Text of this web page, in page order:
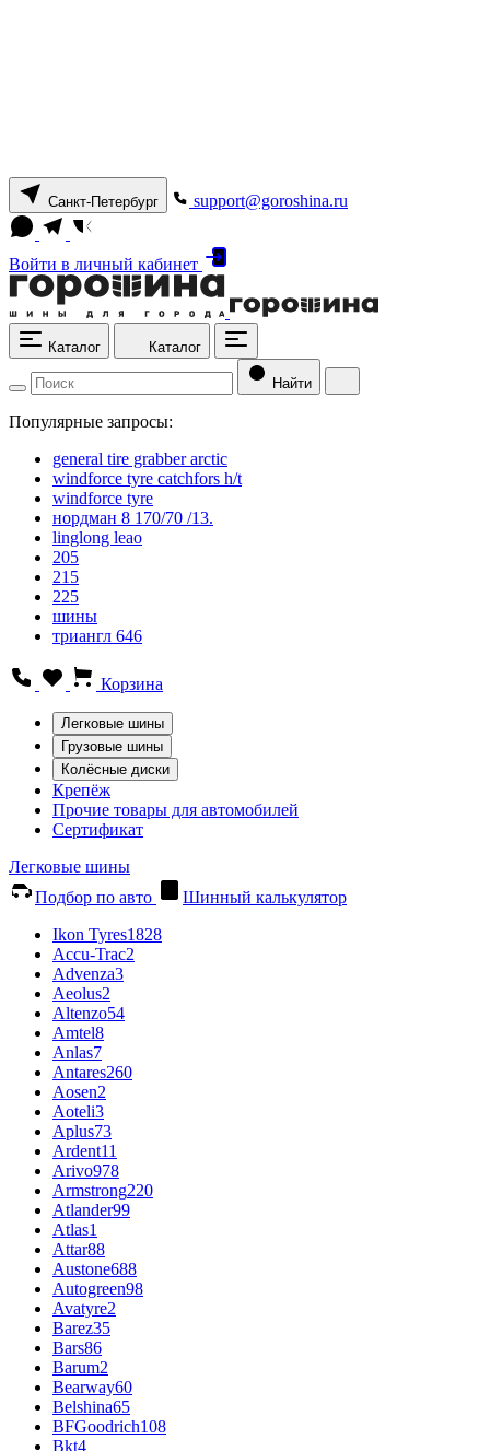
Санкт-Петербург support@goroshina.ru
Войти в личный кабинет
Каталог Каталог
Найти
Популярные запросы:
general tire grabber arctic
windforce tyre catchfors h/t
windforce tyre
нордман 8 170/70 /13.
linglong leao
205
215
225
шины
триангл 646
Корзина
Легковые шины
Грузовые шины
Колёсные диски
Крепёж
Прочие товары для автомобилей
Сертификат
Легковые шины
Подбор по авто
Шинный калькулятор
Ikon Tyres1828
Accu-Trac2
Advenza3
Aeolus2
Altenzo54
Amtel8
Anlas7
Antares260
Aosen2
Aoteli3
Aplus73
Ardent11
Arivo978
Armstrong220
Atlander99
Atlas1
Attar88
Austone688
Autogreen98
Avatyre2
Barez35
Bars86
Barum2
Bearway60
Belshina65
BFGoodrich108
Bkt4